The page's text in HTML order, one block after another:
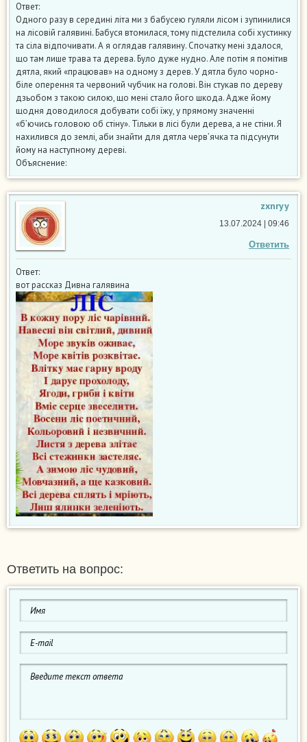
Ответ:
Одного разу в середині літа ми з бабусею гуляли лісом і зупинилися
на лісовій галявині. Бабуся втомилася, тому підстелила собі хустинку
та сіла відпочивати. А я оглядав галявину. Спочатку мені здалося,
що там лише трава та дерева. Було дуже нудно. Але потім я помітив
дятла, який «працював» на одному з дерев. У дятла було чорно-
біле оперення та червоний чубчик на голові. Він стукав по дереву
дзьобом з такою силою, що мені стало його шкода. Адже йому
щодня доводилося добувати собі їжу, у прямому значенні
«б’ючись головою об стіну». Тільки в лісі були дерева, а не стіни. Я
нахилився до землі, аби знайти для дятла черв’ячка та підсунути
йому на наступному дереві.
Объяснение:
zxnryy
Ответить
13.07.2024 | 09:46
Ответ:
вот рассказ Дивна галявина
Ответить на вопрос: